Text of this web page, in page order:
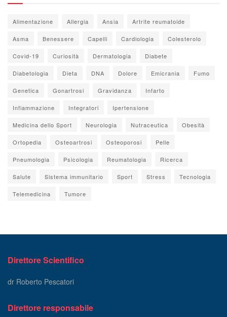
Alimentazione Allergia Ansia Artrite reumatoide
Asma Benessere Capelli Cardiologia Colesterolo
Covid-19 Curiosità Dermatologia Diabete
Diabetologia Dieta DNA Dolore Emicrania Fumo
Genetica Gonartrosi Gravidanza Infarto
Infiammazione Integratori Ipertensione
Medicina dello Sport Neurologia Nutraceutica Obesità
Ortopedia Osteoartrosi Osteoporosi Pelle
Pneumologia Psicologia Reumatologia Ricerca
Salute Sistema immunitario Sport Stress Tecnologia
Telemedicina Tumore
Direttore Scientifico
dr Roberto Pescatori
Direttore responsabile